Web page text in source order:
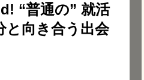
“普通の” 就活
と向き合う出会